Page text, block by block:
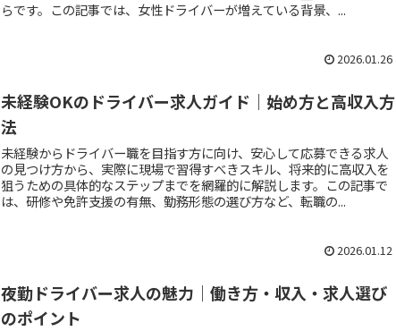
らです。この記事では、女性ドライバーが増えている背景、...
2026.01.26
未経験OKのドライバー求人ガイド｜始め方と高収入方
法
未経験からドライバー職を目指す方に向け、安心して応募できる求人
の見つけ方から、実際に現場で習得すべきスキル、将来的に高収入を
狙うための具体的なステップまでを網羅的に解説します。この記事で
は、研修や免許支援の有無、勤務形態の選び方など、転職の...
2026.01.12
夜勤ドライバー求人の魅力｜働き方・収入・求人選び
のポイント